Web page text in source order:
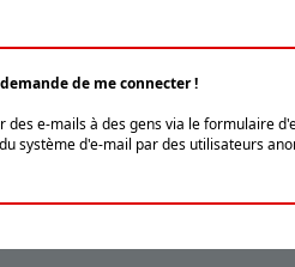
de me connecter !
e-mails à des gens via le formulaire
système d'e-mail par des utilisateurs